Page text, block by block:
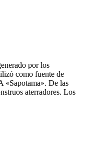
por los
como fuente de
«Sapotama». De las
aterradores. Los